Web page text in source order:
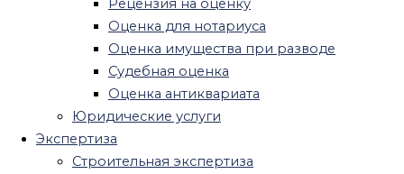
Оценка для нотариуса
Оценка имущества при разводе
Судебная оценка
Оценка антиквариата
Юридические услуги
Экспертиза
Строительная экспертиза
потерпевшего
Психиатрическая экспертиза для
работы
Психиатрическая экспертиза
несовершеннолетних
Автотехническая экспертиза
Экономическая экспертиза
Криминалистическая экспертиза